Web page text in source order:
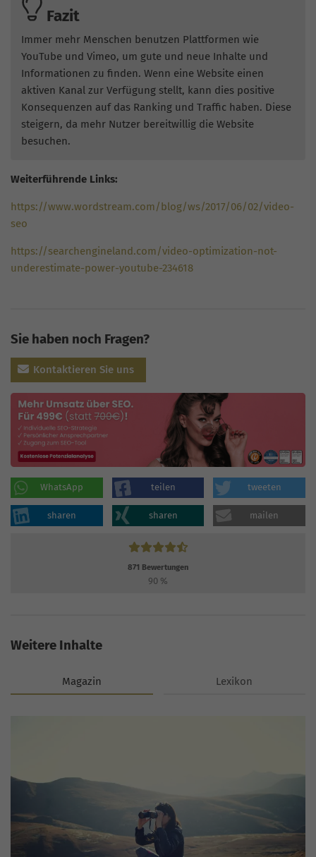
Fazit
Immer mehr Menschen benutzen Plattformen wie
YouTube und Vimeo, um gute und neue Inhalte und
Informationen zu finden. Wenn eine Website einen
aktiven Kanal zur Verfügung stellt, kann dies positive
Konsequenzen auf das Ranking und Traffic haben. Diese
steigern, da mehr Nutzer bereitwillig die Website
besuchen.
Weiterführende Links:
https://www.wordstream.com/blog/ws/2017/06/02/video-
seo
https://searchengineland.com/video-optimization-not-
underestimate-power-youtube-234618
Sie haben noch Fragen?
Kontaktieren Sie uns
WhatsApp teilen tweeten
sharen sharen mailen
871 Bewertungen
90 %
Weitere Inhalte
Magazin Lexikon